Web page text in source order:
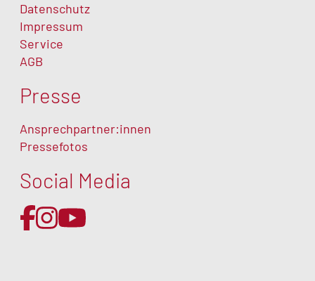
Datenschutz
Impressum
Service
AGB
Presse
Ansprechpartner:innen
Pressefotos
Social Media